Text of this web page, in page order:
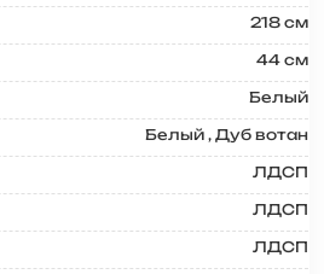
218 см
44 см
Белый
Белый , Дуб вотан
ЛДСП
ЛДСП
ЛДСП